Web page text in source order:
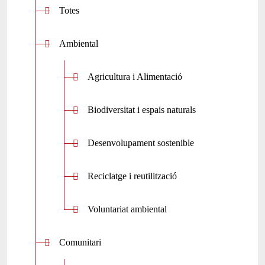
Totes
Ambiental
Agricultura i Alimentació
Biodiversitat i espais naturals
Desenvolupament sostenible
Reciclatge i reutilització
Voluntariat ambiental
Comunitari